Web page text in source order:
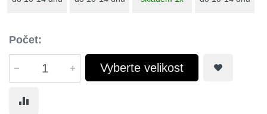
Počet:
Vyberte velikost